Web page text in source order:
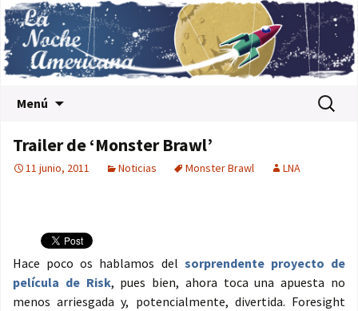
Menú Buscar:
Trailer de ‘Monster Brawl’
11 junio, 2011 Noticias Monster Brawl LNA
Hace poco os hablamos del sorprendente proyecto de
película de Risk, pues bien, ahora toca una apuesta no
menos arriesgada y, potencialmente, divertida. Foresight